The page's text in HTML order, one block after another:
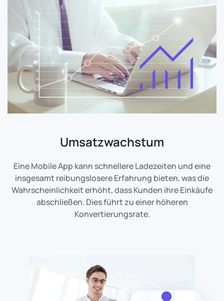
Umsatzwachstum
Eine Mobile App kann schnellere Ladezeiten und eine
insgesamt reibungslosere Erfahrung bieten, was die
Wahrscheinlichkeit erhöht, dass Kunden ihre Einkäufe
abschließen. Dies führt zu einer höheren
Konvertierungsrate.